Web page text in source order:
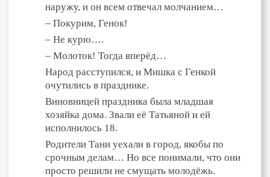
наружу, и он всем отвечал молчанием…
– Покурим, Генок!
– Не курю….
– Молоток! Тогда вперёд…
Народ расступился, и Мишка с Генкой
очутились в празднике.
Виновницей праздника была младшая
хозяйка дома. Звали её Татьяной и ей
исполнилось 18.
Родители Тани уехали в город, якобы по
срочным делам… Но все понимали, что они
просто решили не смущать молодёжь.